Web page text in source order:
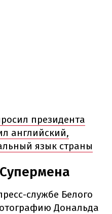
президента
английский,
язык страны
службе Белого
Дональда